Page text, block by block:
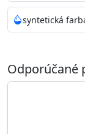
syntetická
Odporúčané